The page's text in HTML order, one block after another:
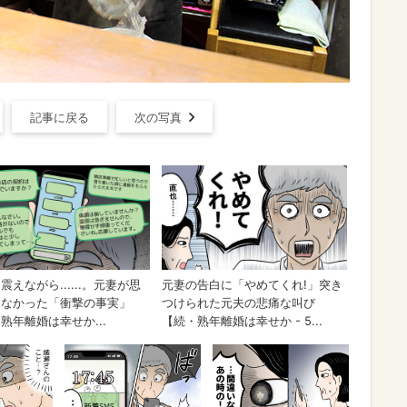
記事に戻る 次の写真